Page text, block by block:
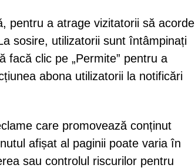
pentru a atrage vizitatorii să acorde
sosire, utilizatorii sunt întâmpinați
facă clic pe „Permite” pentru a
abona utilizatorii la notificări
care promovează conținut
afișat al paginii poate varia în
sau controlul riscurilor pentru